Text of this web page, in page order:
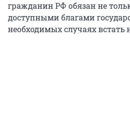
гражданин РФ обязан не
доступными благами
необходимых случаях встать